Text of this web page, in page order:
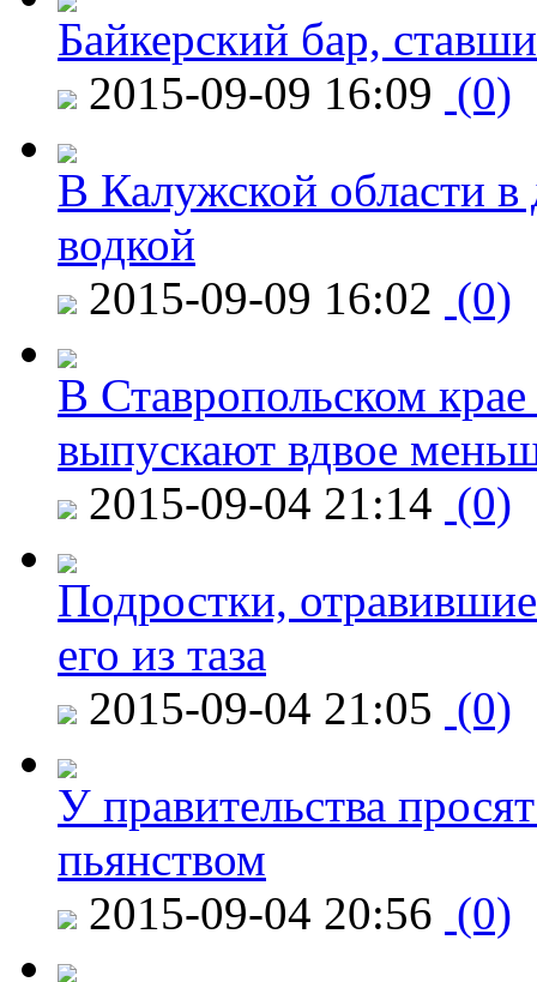
Байкерский бар,
2015-09-09 16:09 (0)
В Калужской области в
водкой
2015-09-09 16:02 (0)
В Ставропольском
выпускают вдвое
2015-09-04 21:14 (0)
Подростки,
его из таза
2015-09-04 21:05 (0)
У правительства
пьянством
2015-09-04 20:56 (0)